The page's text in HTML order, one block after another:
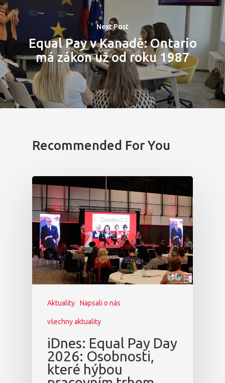
Next Post
Equal Pay v Kanadě: Ontario
má zákon už od roku 1987
Recommended For You
Aktuality Napsali o nás
všechny aktuality
iDnes: Equal Pay Day
2026: Osobnosti,
které hýbou